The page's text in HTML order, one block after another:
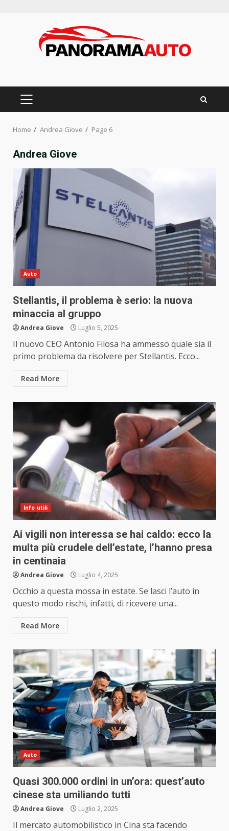
PRIMARY
Home Andrea Giove Page 6
Andrea Giove
Auto
Stellantis, il problema è serio: la nuova
minaccia al gruppo
Andrea Giove Luglio 5, 2025
Il nuovo CEO Antonio Filosa ha ammesso quale sia il
primo problema da risolvere per Stellantis. Ecco...
Read More
Info utili
Ai vigili non interessa se hai caldo: ecco la
multa più crudele dell’estate, l’hanno presa
in centinaia
Andrea Giove Luglio 4, 2025
Occhio a questa mossa in estate. Se lasci l’auto in
questo modo rischi, infatti, di ricevere una...
Read More
Auto
Quasi 300.000 ordini in un’ora: quest’auto
cinese sta umiliando tutti
Andrea Giove Luglio 2, 2025
Il mercato automobilistico in Cina sta facendo